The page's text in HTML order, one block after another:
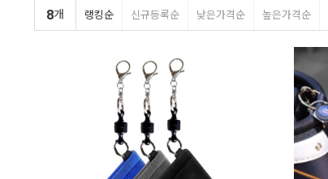
8개 랭킹순 신규등록순 낮은가격순 높은가격순